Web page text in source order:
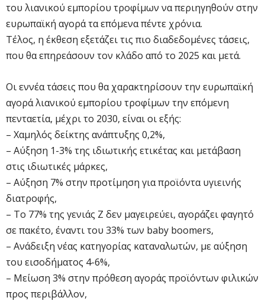
του λιανικού εμπορίου τροφίμων να περιηγηθούν στην
ευρωπαϊκή αγορά τα επόμενα πέντε χρόνια.
Τέλος, η έκθεση εξετάζει τις πιο διαδεδομένες τάσεις,
που θα επηρεάσουν τον κλάδο από το 2025 και μετά.
Οι εννέα τάσεις που θα χαρακτηρίσουν την ευρωπαϊκή
αγορά λιανικού εμπορίου τροφίμων την επόμενη
πενταετία, μέχρι το 2030, είναι οι εξής:
– Χαμηλός δείκτης ανάπτυξης 0,2%,
– Αύξηση 1-3% της ιδιωτικής ετικέτας και μετάβαση
στις ιδιωτικές μάρκες,
– Αύξηση 7% στην προτίμηση για προϊόντα υγιεινής
διατροφής,
– Το 77% της γενιάς Ζ δεν μαγειρεύει, αγοράζει φαγητό
σε πακέτο, έναντι του 33% των baby boomers,
– Ανάδειξη νέας κατηγορίας καταναλωτών, με αύξηση
του εισοδήματος 4-6%,
– Μείωση 3% στην πρόθεση αγοράς προϊόντων φιλικών
προς περιβάλλον,